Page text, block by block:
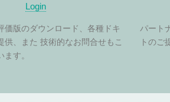
Login
価版のダウンロード、各種ドキ
供、また 技術的なお問合せもこ
す。
パート
トのご